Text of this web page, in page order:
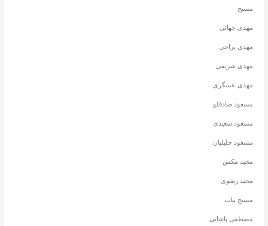
مسیح
مهدی جهانی
مهدی یراحی
مهدی شریفی
مهدی عسگری
مسعود صادقلو
مسعود سعیدی
مسعود جلیلیان
مجید مکس
مجید رضوی
مسیح بیات
مصطفی پاشایی